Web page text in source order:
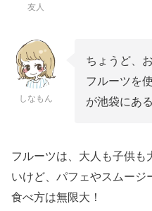
友人
しなもん
ちょうど、
フルーツを
が池袋にあ
フルーツは、大人も子供も
いけど、パフェやスムージ
食べ方は無限大！